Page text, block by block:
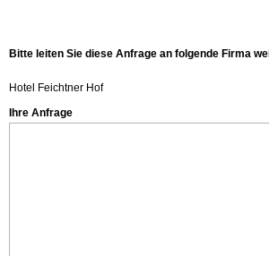
Bitte leiten Sie diese Anfrage an folgende Firma
Hotel Feichtner Hof
Ihre Anfrage